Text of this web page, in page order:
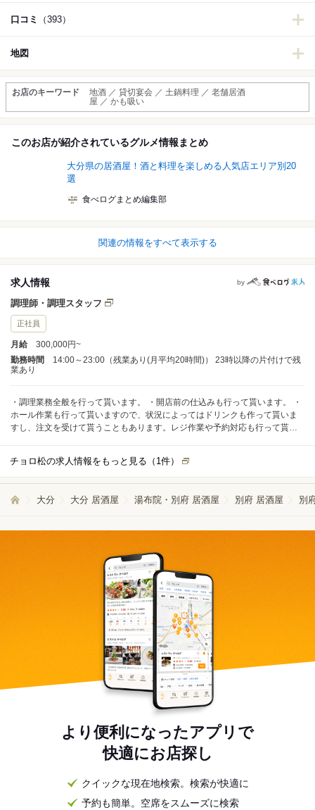
口コミ （393）
地図
お店のキーワード
地酒 ／ 貸切宴会 ／ 土鍋料理 ／ 老舗居酒
屋 ／ かも吸い
このお店が紹介されているグルメ情報まとめ
大分県の居酒屋！酒と料理を楽しめる人気店エリア別20
選
食べログまとめ編集部
関連の情報をすべて表示する
求人情報 by
調理師・調理スタッフ
正社員
月給
300,000円~
勤務時間
14:00～23:00（残業あり(月平均20時間)） 23時以降の片付けで残
業あり
・調理業務全般を行って貰います。 ・開店前の仕込みも行って貰います。 ・
ホール作業も行って貰いますので、状況によってはドリンクも作って貰いま
すし、注文を受けて貰うこともあります。レジ作業や予約対応も行って貰い
チョロ松の求人情報をもっと見る（ 1件）
大分 大分 居酒屋 湯布院・別府 居酒屋 別府 居酒屋 別
より便利になったアプリで
快適にお店探し
クイックな現在地検索。検索が快適に
予約も簡単。空席をスムーズに検索